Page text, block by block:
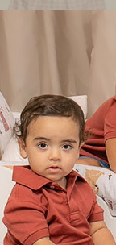
Calça Saruel para
Bebê e Kids G - Pied
Poule...